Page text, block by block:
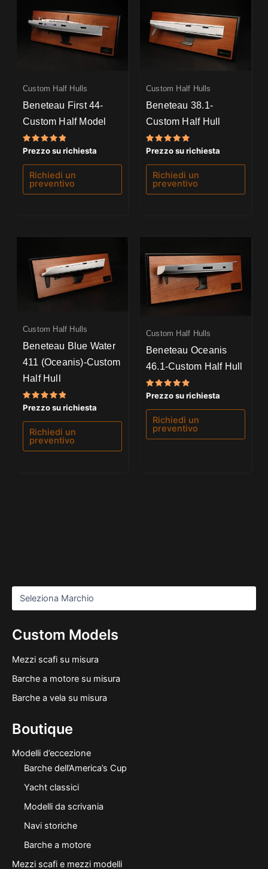
Custom Models
Mezzi scafi su misura
Barche a motore su misura
Barche a vela su misura
Boutique
Modelli d’eccezione
Barche dell’America’s Cup
Yacht classici
Modelli da scrivania
Navi storiche
Barche a motore
Mezzi scafi e mezzi modelli
Custom Half Hulls
Beneteau First 44-
Custom Half Model
Valutato
5.00
su 5
Prezzo su richiesta
Richiedi un
preventivo
Custom Half Hulls
Beneteau 38.1-
Custom Half Hull
Valutato
5.00
su 5
Prezzo su richiesta
Richiedi un
preventivo
Custom Half Hulls
Beneteau Blue Water
411 (Oceanis)-Custom
Half Hull
Valutato
5.00
su 5
Prezzo su richiesta
Richiedi un
preventivo
Custom Half Hulls
Beneteau Oceanis
46.1-Custom Half Hull
Valutato
5.00
su 5
Prezzo su richiesta
Richiedi un
preventivo